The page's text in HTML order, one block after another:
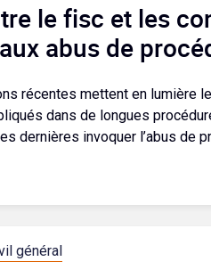
le fisc et les
abus de
récentes mettent en lumière
dans de longues
dernières invoquer l’abus de
général